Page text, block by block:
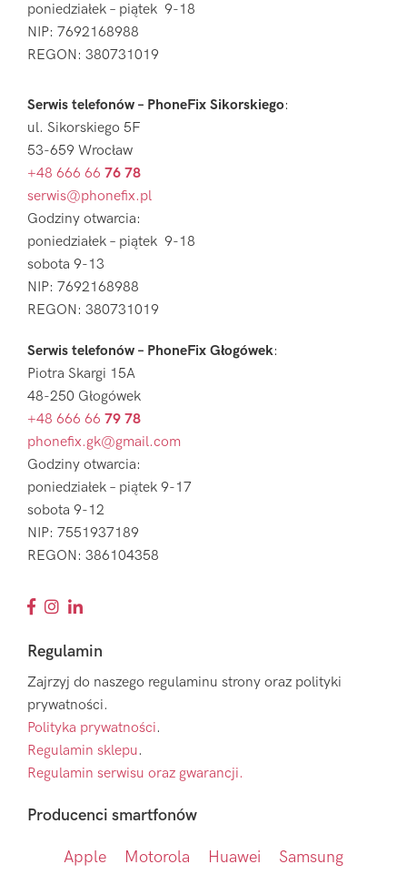
poniedziałek – piątek 9-18
NIP: 7692168988
REGON: 380731019
Serwis telefonów – PhoneFix Sikorskiego:
ul. Sikorskiego 5F
53-659 Wrocław
+48 666 66 76 78
serwis@phonefix.pl
Godziny otwarcia:
poniedziałek – piątek 9-18
sobota 9-13
NIP: 7692168988
REGON: 380731019
Serwis telefonów – PhoneFix Głogówek:
Piotra Skargi 15A
48-250 Głogówek
+48 666 66 79 78
phonefix.gk@gmail.com
Godziny otwarcia:
poniedziałek – piątek 9-17
sobota 9-12
NIP: 7551937189
REGON: 386104358
Regulamin
Zajrzyj do naszego regulaminu strony oraz polityki
prywatności.
Polityka prywatności.
Regulamin sklepu.
Regulamin serwisu oraz gwarancji.
Producenci smartfonów
Apple Motorola Huawei Samsung